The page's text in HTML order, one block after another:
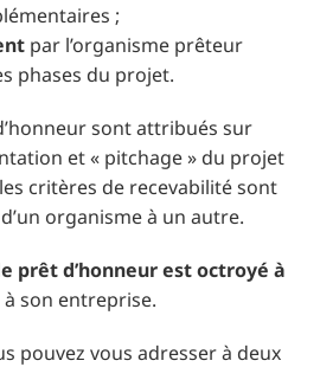
;
par l’organisme prêteur
phases du projet.
sont attribués sur
et « pitchage » du projet
critères de recevabilité sont
organisme à un autre.
prêt d’honneur est octroyé à
son entreprise.
pouvez vous adresser à deux